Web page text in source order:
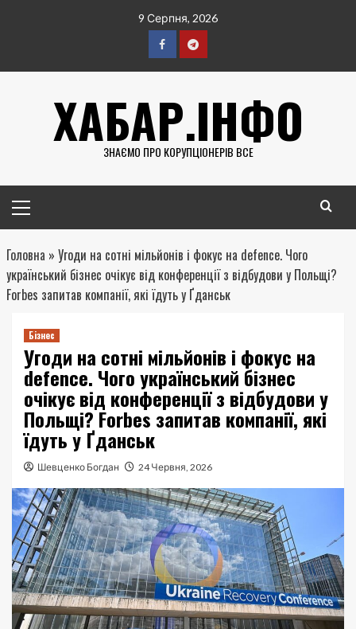
9 Серпня, 2026
FacebookTelegram
ХАБАР.ІНФО
ЗНАЄМО ПРО КОРУПЦІОНЕРІВ ВСЕ
меню
Головна » Угоди на сотні мільйонів і фокус на defence. Чого
український бізнес очікує від конференції з відбудови у Польщі?
Forbes запитав компанії, які їдуть у Ґданськ
Бізнес
Угоди на сотні мільйонів і фокус на
defence. Чого український бізнес
очікує від конференції з відбудови у
Польщі? Forbes запитав компанії, які
їдуть у Ґданськ
Шевценко Богдан 24 Червня, 2026